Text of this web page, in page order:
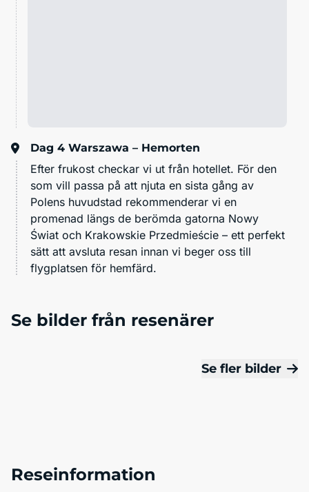
Dag 4 Warszawa – Hemorten
Efter frukost checkar vi ut från hotellet. För den
som vill passa på att njuta en sista gång av
Polens huvudstad rekommenderar vi en
promenad längs de berömda gatorna Nowy
Świat och Krakowskie Przedmieście – ett perfekt
sätt att avsluta resan innan vi beger oss till
flygplatsen för hemfärd.
Se bilder från resenärer
Se fler bilder
Reseinformation